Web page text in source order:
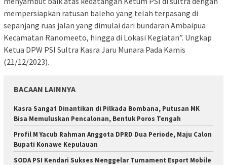
mempersiapkan ratusan baleho yang telah terpasang di
sepanjang ruas jalan yang dimulai dari bundaran Ambaipua
Kecamatan Ranomeeto, hingga di Lokasi Kegiatan”. Ungkap
Ketua DPW PSI Sultra Kasra Jaru Munara Pada Kamis
(21/12/2023).
BACAAN LAINNYA
Kasra Sangat Dinantikan di Pilkada Bombana, Putusan MK
Bisa Memuluskan Pencalonan, Bentuk Poros Tengah
Profil M Yacub Rahman Anggota DPRD Dua Periode, Maju Calon
Bupati Konawe Kepulauan
SODA PSI Kendari Sukses Menggelar Turnament Esport Mobile